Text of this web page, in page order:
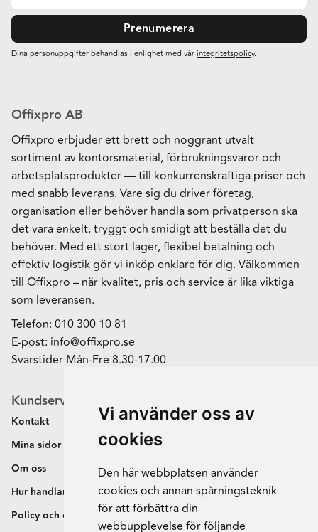
Vi använder oss av
cookies
Den här webbplatsen använder
cookies och annan spårningsteknik
för att förbättra din
webbupplevelse för följande
Prenumerera
Dina personuppgifter behandlas i enlighet med vårintegritetspolicy.
Offixpro AB
Offixpro erbjuder ett brett och noggrant utvalt
sortiment av kontorsmaterial, förbrukningsvaror och
arbetsplatsprodukter — till konkurrenskraftiga priser och
med snabb leverans. Vare sig du driver företag,
organisation eller behöver handla som privatperson ska
det vara enkelt, tryggt och smidigt att beställa det du
behöver. Med ett stort lager, flexibel betalning och
effektiv logistik gör vi inköp enklare för dig. Välkommen
till Offixpro – när kvalitet, pris och service är lika viktiga
som leveransen.
Telefon: 010 300 10 81
E-post: info@offixpro.se
Svarstider Mån-Fre 8.30-17.00
Kundservice
Kontakt
Mina sidor
Om oss
Hur handlar jag?
Policy och cookies